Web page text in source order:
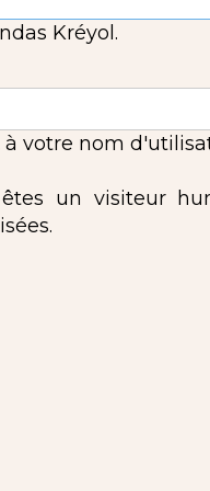
Kréyol.
votre nom
un visiteur